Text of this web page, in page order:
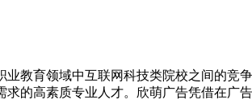
教育领域中互联网科技类院校之间的竞
的高素质专业人才。欣萌广告凭借在广